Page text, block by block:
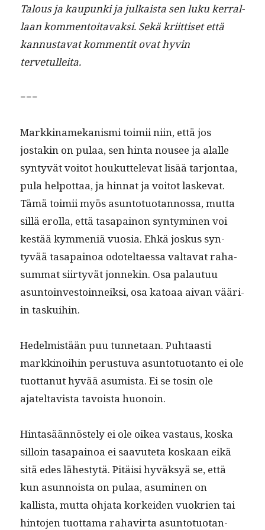
Talous ja kaupun­ki ja julka­ista sen luku ker­ral­
laan kom­men­toitavak­si. Sekä kri­it­tiset että
kan­nus­ta­vat kom­men­tit ovat hyvin
tervetulleita.
===
Markki­namekanis­mi toimii niin, että jos
jostakin on pulaa, sen hin­ta nousee ja alalle
syn­tyvät voitot houkut­tel­e­vat lisää tar­jon­taa,
pula helpot­taa, ja hin­nat ja voitot laske­vat.
Tämä toimii myös asun­to­tuotan­nos­sa, mut­ta
sil­lä erol­la, että tas­apain­on syn­tymi­nen voi
kestää kym­meniä vuosia. Ehkä joskus syn­
tyvää tas­apain­oa odoteltaes­sa val­ta­vat raha­
sum­mat siir­tyvät jon­nekin. Osa palau­tuu
asun­toin­vestoin­neik­si, osa katoaa aivan vääri­
in taskuihin.
Hedelmistään puu tun­netaan. Puh­taasti
markki­noi­hin perus­tu­va asun­to­tuotan­to ei ole
tuot­tanut hyvää asum­ista. Ei se tosin ole
ajateltavista tavoista huonoin.
Hin­tasään­nöste­ly ei ole oikea vas­taus, kos­ka
sil­loin tas­apain­oa ei saavute­ta koskaan eikä
sitä edes läh­estytä. Pitäisi hyväksyä se, että
kun asun­noista on pulaa, asum­i­nen on
kallista, mut­ta ohja­ta korkei­den vuokrien tai
hin­to­jen tuot­ta­ma rahavir­ta asun­to­tuotan­